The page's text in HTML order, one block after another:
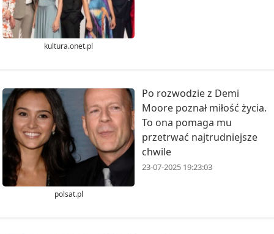
kultura.onet.pl
polsat.pl
Po rozwodzie z Demi
Moore poznał miłość życia.
To ona pomaga mu
przetrwać najtrudniejsze
chwile
23-07-2025 19:23:03